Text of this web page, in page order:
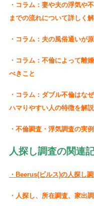
・コラム：妻や夫の浮気や
までの流れについて詳しく解
・コラム：夫の風俗通いが
・コラム：不倫によって離
べきこと
・コラム：ダブル不倫はな
ハマりやすい人の特徴を解説
・不倫調査・浮気調査の実
人探し調査の関連
・Beerus(ビルス)の人探し
・人探し、所在調査、家出